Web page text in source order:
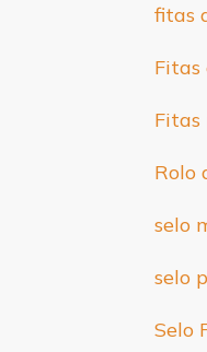
fitas
Fitas
Fitas
Rolo
selo
selo
Selo